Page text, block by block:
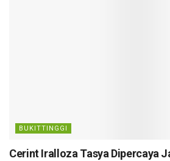
BUKITTINGGI
Cerint Iralloza Tasya Dipercaya